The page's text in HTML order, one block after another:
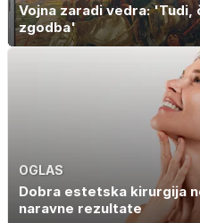
Vojna zaradi vedra:
zgodba'
OGLAS
Dobra estetska kirurgija
naravne rezultate